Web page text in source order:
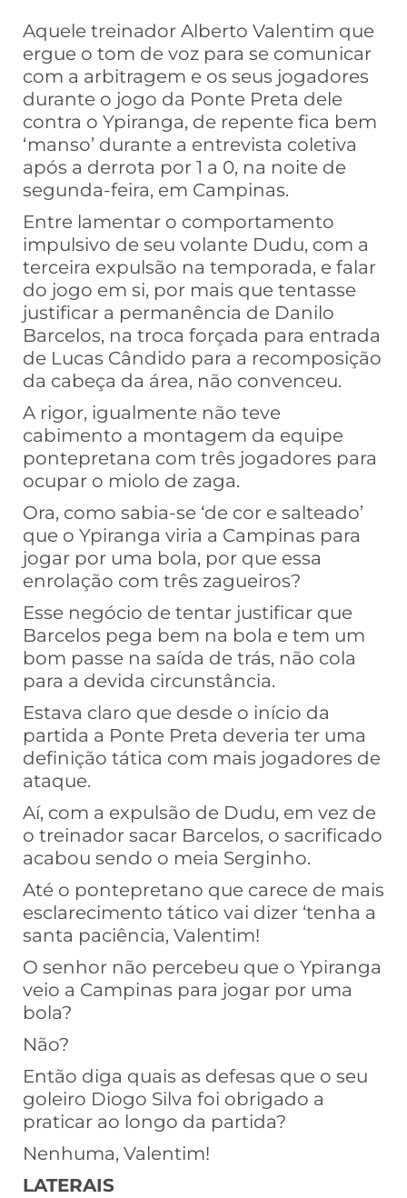
Aquele treinador Alberto Valentim que
ergue o tom de voz para se comunicar
com a arbitragem e os seus jogadores
durante o jogo da Ponte Preta dele
contra o Ypiranga, de repente fica bem
‘manso’ durante a entrevista coletiva
após a derrota por 1 a 0, na noite de
segunda-feira, em Campinas.
Entre lamentar o comportamento
impulsivo de seu volante Dudu, com a
terceira expulsão na temporada, e falar
do jogo em si, por mais que tentasse
justificar a permanência de Danilo
Barcelos, na troca forçada para entrada
de Lucas Cândido para a recomposição
da cabeça da área, não convenceu.
A rigor, igualmente não teve
cabimento a montagem da equipe
pontepretana com três jogadores para
ocupar o miolo de zaga.
Ora, como sabia-se ‘de cor e salteado’
que o Ypiranga viria a Campinas para
jogar por uma bola, por que essa
enrolação com três zagueiros?
Esse negócio de tentar justificar que
Barcelos pega bem na bola e tem um
bom passe na saída de trás, não cola
para a devida circunstância.
Estava claro que desde o início da
partida a Ponte Preta deveria ter uma
definição tática com mais jogadores de
ataque.
Aí, com a expulsão de Dudu, em vez de
o treinador sacar Barcelos, o sacrificado
acabou sendo o meia Serginho.
Até o pontepretano que carece de mais
esclarecimento tático vai dizer ‘tenha a
santa paciência, Valentim!
O senhor não percebeu que o Ypiranga
veio a Campinas para jogar por uma
bola?
Não?
Então diga quais as defesas que o seu
goleiro Diogo Silva foi obrigado a
praticar ao longo da partida?
Nenhuma, Valentim!
LATERAIS